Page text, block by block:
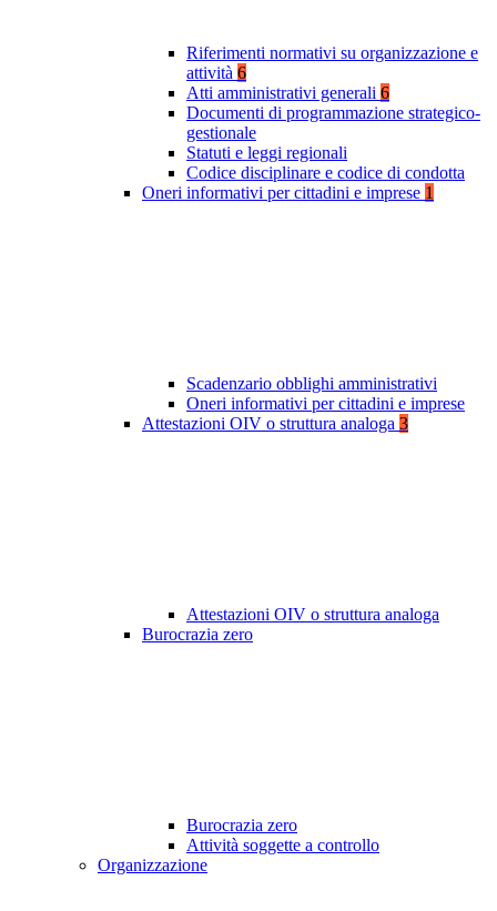
Riferimenti normativi su organizzazione e
attività 6
Atti amministrativi generali 6
Documenti di programmazione strategico-
gestionale
Statuti e leggi regionali
Codice disciplinare e codice di condotta
Oneri informativi per cittadini e imprese 1
Scadenzario obblighi amministrativi
Oneri informativi per cittadini e imprese
Attestazioni OIV o struttura analoga 3
Attestazioni OIV o struttura analoga
Burocrazia zero
Burocrazia zero
Attività soggette a controllo
Organizzazione